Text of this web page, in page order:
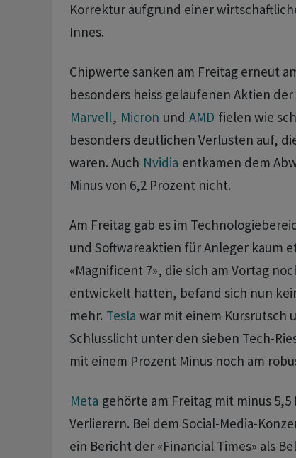
Korrektur aufgrund einer
Innes.
Chipwerte sanken am Freitag erneut
besonders heiss gelaufenen Aktien
Marvell, Micron und AMD fielen wie
besonders deutlichen Verlusten auf,
waren. Auch Nvidia entkamen dem
Minus von 6,2 Prozent nicht.
Am Freitag gab es im
und Softwareaktien für Anleger kaum
«Magnificent 7», die sich am Vortag
entwickelt hatten, befand sich nun
mehr. Tesla war mit einem Kursrutsch
Schlusslicht unter den sieben Tech-
mit einem Prozent Minus noch am
Meta gehörte am Freitag mit minus
Verlierern. Bei dem Social-Media-
ein Bericht der «Financial Times» als